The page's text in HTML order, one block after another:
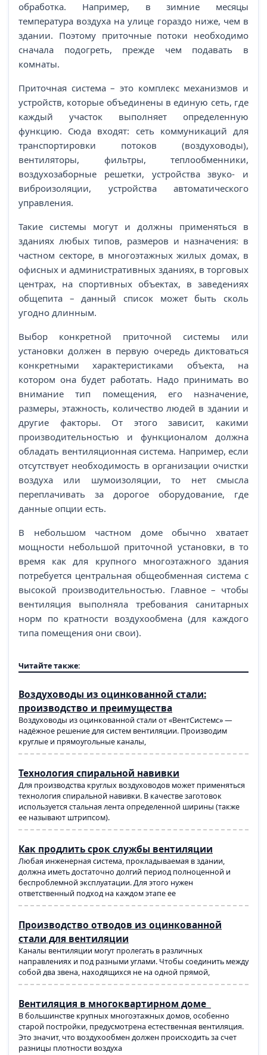
обработка. Например, в зимние месяцы
температура воздуха на улице гораздо ниже, чем в
здании. Поэтому приточные потоки необходимо
сначала подогреть, прежде чем подавать в
комнаты.
Приточная система – это комплекс механизмов и
устройств, которые объединены в единую сеть, где
каждый участок выполняет определенную
функцию. Сюда входят: сеть коммуникаций для
транспортировки потоков (воздуховоды),
вентиляторы, фильтры, теплообменники,
воздухозаборные решетки, устройства звуко- и
виброизоляции, устройства автоматического
управления.
Такие системы могут и должны применяться в
зданиях любых типов, размеров и назначения: в
частном секторе, в многоэтажных жилых домах, в
офисных и административных зданиях, в торговых
центрах, на спортивных объектах, в заведениях
общепита – данный список может быть сколь
угодно длинным.
Выбор конкретной приточной системы или
установки должен в первую очередь диктоваться
конкретными характеристиками объекта, на
котором она будет работать. Надо принимать во
внимание тип помещения, его назначение,
размеры, этажность, количество людей в здании и
другие факторы. От этого зависит, какими
производительностью и функционалом должна
обладать вентиляционная система. Например, если
отсутствует необходимость в организации очистки
воздуха или шумоизоляции, то нет смысла
переплачивать за дорогое оборудование, где
данные опции есть.
В небольшом частном доме обычно хватает
мощности небольшой приточной установки, в то
время как для крупного многоэтажного здания
потребуется центральная общеобменная система с
высокой производительностью. Главное – чтобы
вентиляция выполняла требования санитарных
норм по кратности воздухообмена (для каждого
типа помещения они свои).
Читайте также:
Воздуховоды из оцинкованной стали:
производство и преимущества
Воздуховоды из оцинкованной стали от «ВентСистемс» —
надёжное решение для систем вентиляции. Производим
круглые и прямоугольные каналы,
Технология спиральной навивки
Для производства круглых воздуховодов может применяться
технология спиральной навивки. В качестве заготовок
используется стальная лента определенной ширины (также
ее называют штрипсом).
Как продлить срок службы вентиляции
Любая инженерная система, прокладываемая в здании,
должна иметь достаточно долгий период полноценной и
беспроблемной эксплуатации. Для этого нужен
ответственный подход на каждом этапе ее
Производство отводов из оцинкованной
стали для вентиляции
Каналы вентиляции могут пролегать в различных
направлениях и под разными углами. Чтобы соединить между
собой два звена, находящихся не на одной прямой,
Вентиляция в многоквартирном доме
В большинстве крупных многоэтажных домов, особенно
старой постройки, предусмотрена естественная вентиляция.
Это значит, что воздухообмен должен происходить за счет
разницы плотности воздуха